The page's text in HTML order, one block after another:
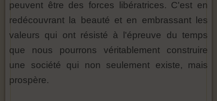
peuvent être des forces libératrices. C'est en
redécouvrant la beauté et en embrassant les
valeurs qui ont résisté à l'épreuve du temps
que nous pourrons véritablement construire
une société qui non seulement existe, mais
prospère.